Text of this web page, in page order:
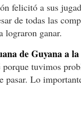
felicitó a sus
de todas las
lograron ganar.
de Guyana a
porque tuvimos
pasar. Lo